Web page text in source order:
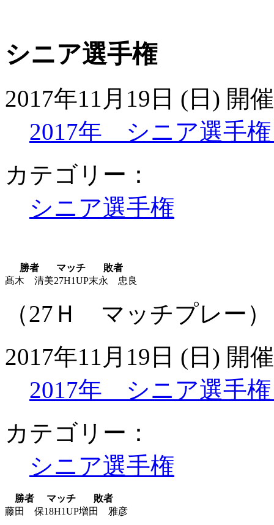
シニア選手権
2017年11月19日 (日) 開催
2017年 シニア選手
カテゴリー：
シニア選手権
勝者 マッチ
敗者
髙木 清美27H1UP末永 忠良
（27Ｈ マッチプレー）
2017年11月19日 (日) 開催
2017年 シニア選手
カテゴリー：
シニア選手権
勝者 マッチ
敗者
藤田 保18H1UP増田 雅彦